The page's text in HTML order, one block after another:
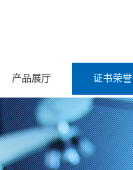
产品展厅 证书荣誉